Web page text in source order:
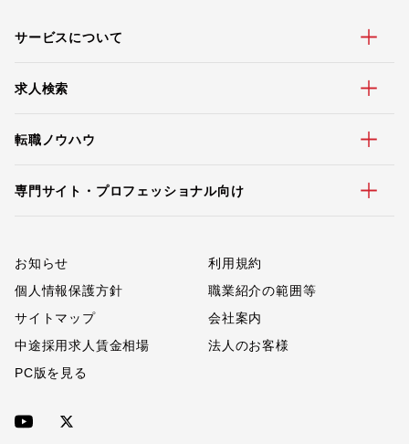
サービスについて
求人検索
転職ノウハウ
専門サイト・プロフェッショナル向け
お知らせ
利用規約
個人情報保護方針
職業紹介の範囲等
サイトマップ
会社案内
中途採用求人賃金相場
法人のお客様
PC版を見る